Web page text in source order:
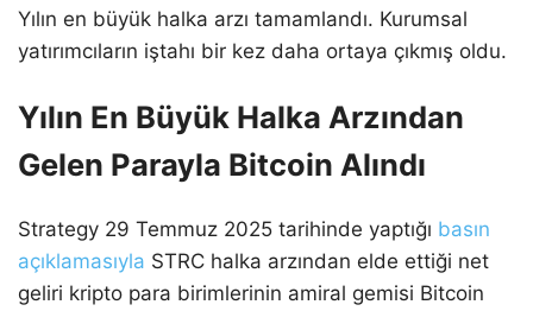
Yılın en büyük halka arzı tamamlandı. Kurumsal
yatırımcıların iştahı bir kez daha ortaya çıkmış oldu.
Yılın En Büyük Halka Arzından
Gelen Parayla Bitcoin Alındı
Strategy 29 Temmuz 2025 tarihinde yaptığı basın
açıklamasıyla STRC halka arzından elde ettiği net
geliri kripto para birimlerinin amiral gemisi Bitcoin